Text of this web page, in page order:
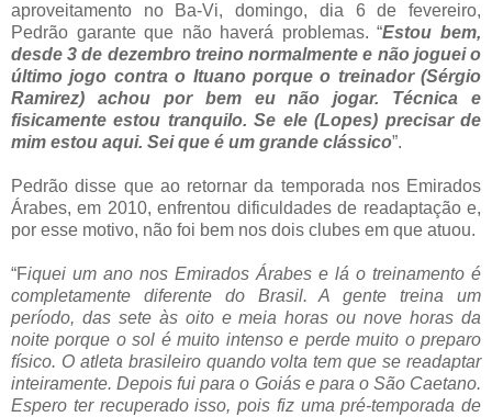
aproveitamento no Ba-Vi, domingo, dia 6 de fevereiro,
Pedrão garante que não haverá problemas. “Estou bem,
desde 3 de dezembro treino normalmente e não joguei o
último jogo contra o Ituano porque o treinador (Sérgio
Ramirez) achou por bem eu não jogar. Técnica e
fisicamente estou tranquilo. Se ele (Lopes) precisar de
mim estou aqui. Sei que é um grande clássico”.
Pedrão disse que ao retornar da temporada nos Emirados
Árabes, em 2010, enfrentou dificuldades de readaptação e,
por esse motivo, não foi bem nos dois clubes em que atuou.
“Fiquei um ano nos Emirados Árabes e lá o treinamento é
completamente diferente do Brasil. A gente treina um
período, das sete às oito e meia horas ou nove horas da
noite porque o sol é muito intenso e perde muito o preparo
físico. O atleta brasileiro quando volta tem que se readaptar
inteiramente. Depois fui para o Goiás e para o São Caetano.
Espero ter recuperado isso, pois fiz uma pré-temporada de